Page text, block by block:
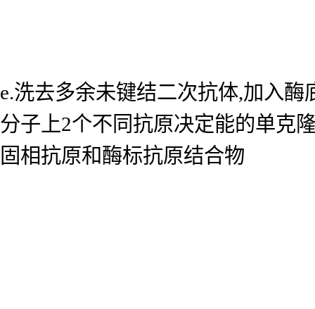
e.洗去多余未键结二次抗体,加入
分子上2个不同抗原决定能的单克
固相抗原和酶标抗原结合物